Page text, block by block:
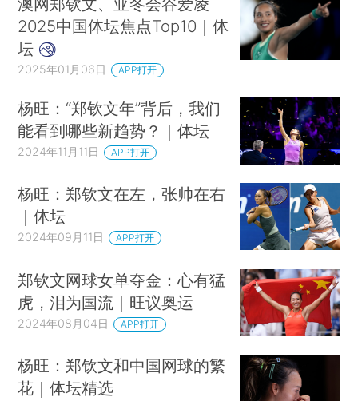
2025中国体坛焦点Top10｜体
坛
2025年01月06日 APP打开
杨旺：“郑钦文年”背后，我们
能看到哪些新趋势？｜体坛
2024年11月11日 APP打开
杨旺：郑钦文在左，张帅在右
｜体坛
2024年09月11日 APP打开
郑钦文网球女单夺金：心有猛
虎，泪为国流｜旺议奥运
2024年08月04日 APP打开
杨旺：郑钦文和中国网球的繁
花｜体坛精选